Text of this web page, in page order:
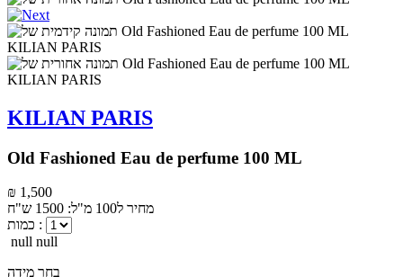
KILIAN PARIS
Old Fashioned Eau de perfume 100 ML
₪ 1,500
מחיר ל100 מ"ל: 1500 ש"ח
כמות :
null null
בחר מידה